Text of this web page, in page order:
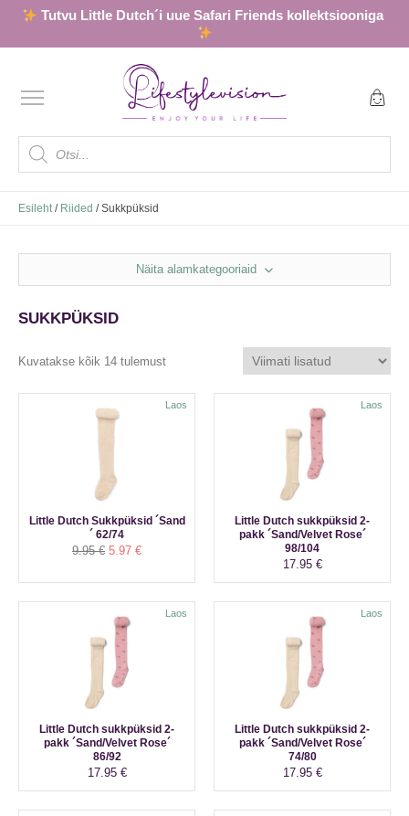
Tutvu Little Dutch´i uue Safari Friends kollektsiooniga
Products
search
Esileht/ Riided / Sukkpüksid
Näita alamkategooriaid
SUKKPÜKSID
Kuvatakse kõik 14 tulemust
Sorditud
Little Dutch Sukkpüksid ´Sand
´ 62/74
9.95€ Algne
oli:
9.95 €.
5.97 €Praegune
on:
5.97 €.
Laos
Little Dutch sukkpüksid 2-
pakk ´Sand/Velvet Rose´
98/104
17.95 €
Laos
Little Dutch sukkpüksid 2-
pakk ´Sand/Velvet Rose´
86/92
17.95 €
Laos
Little Dutch sukkpüksid 2-
pakk ´Sand/Velvet Rose´
74/80
17.95 €
Laos